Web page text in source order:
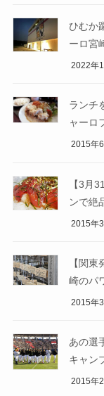
ひむか
ーロ宮
2022年
ランチ
ャーロ
2015年
【3月
ンで絶
2015年
【関
崎のパ
2015年
あの選
キャン
2015年